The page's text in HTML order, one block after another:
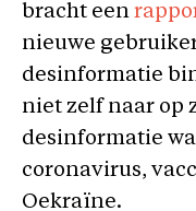
bracht een
nieuwe
desinformatie
niet zelf naar op
desinformatie
coronavirus,
Oekraïne.